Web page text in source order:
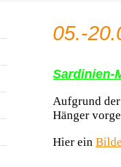
05.-
Sardinien-
Aufgrund
Hänger
Hier ein